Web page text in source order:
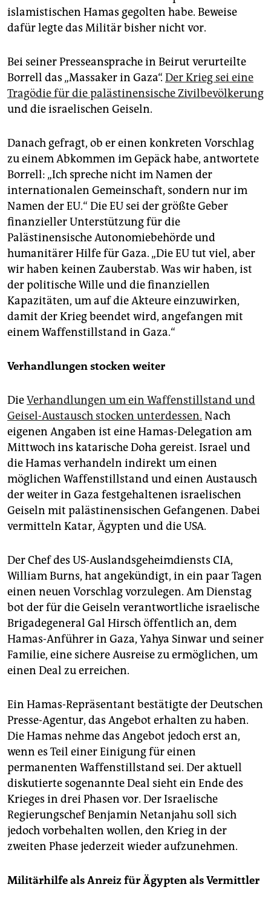
islamistischen Hamas gegolten habe. Beweise
dafür legte das Militär bisher nicht vor.
Bei seiner Presseansprache in Beirut verurteilte
Borrell das „Massaker in Gaza“. Der Krieg sei eine
Tragödie für die palästinensische Zivilbevölkerung
und die israelischen Geiseln.
Danach gefragt, ob er einen konkreten Vorschlag
zu einem Abkommen im Gepäck habe, antwortete
Borrell: „Ich spreche nicht im Namen der
internationalen Gemeinschaft, sondern nur im
Namen der EU.“ Die EU sei der größte Geber
finanzieller Unterstützung für die
Palästinensische Autonomiebehörde und
humanitärer Hilfe für Gaza. „Die EU tut viel, aber
wir haben keinen Zauberstab. Was wir haben, ist
der politische Wille und die finanziellen
Kapazitäten, um auf die Akteure einzuwirken,
damit der Krieg beendet wird, angefangen mit
einem Waffenstillstand in Gaza.“
Verhandlungen stocken weiter
DieVerhandlungen um ein Waffenstillstand und
Geisel-Austausch stocken unterdessen. Nach
eigenen Angaben ist eine Hamas-Delegation am
Mittwoch ins katarische Doha gereist. Israel und
die Hamas verhandeln indirekt um einen
möglichen Waffenstillstand und einen Austausch
der weiter in Gaza festgehaltenen israelischen
Geiseln mit palästinensischen Gefangenen. Dabei
vermitteln Katar, Ägypten und die USA.
Der Chef des US-Auslandsgeheimdiensts CIA,
William Burns, hat angekündigt, in ein paar Tagen
einen neuen Vorschlag vorzulegen. Am Dienstag
bot der für die Geiseln verantwortliche israelische
Brigadegeneral Gal Hirsch öffentlich an, dem
Hamas-Anführer in Gaza, Yahya Sinwar und seiner
Familie, eine sichere Ausreise zu ermöglichen, um
einen Deal zu erreichen.
Ein Hamas-Repräsentant bestätigte der Deutschen
Presse-Agentur, das Angebot erhalten zu haben.
Die Hamas nehme das Angebot jedoch erst an,
wenn es Teil einer Einigung für einen
permanenten Waffenstillstand sei. Der aktuell
diskutierte sogenannte Deal sieht ein Ende des
Krieges in drei Phasen vor. Der Israelische
Regierungschef Benjamin Netanjahu soll sich
jedoch vorbehalten wollen, den Krieg in der
zweiten Phase jederzeit wieder aufzunehmen.
Militärhilfe als Anreiz für Ägypten als Vermittler